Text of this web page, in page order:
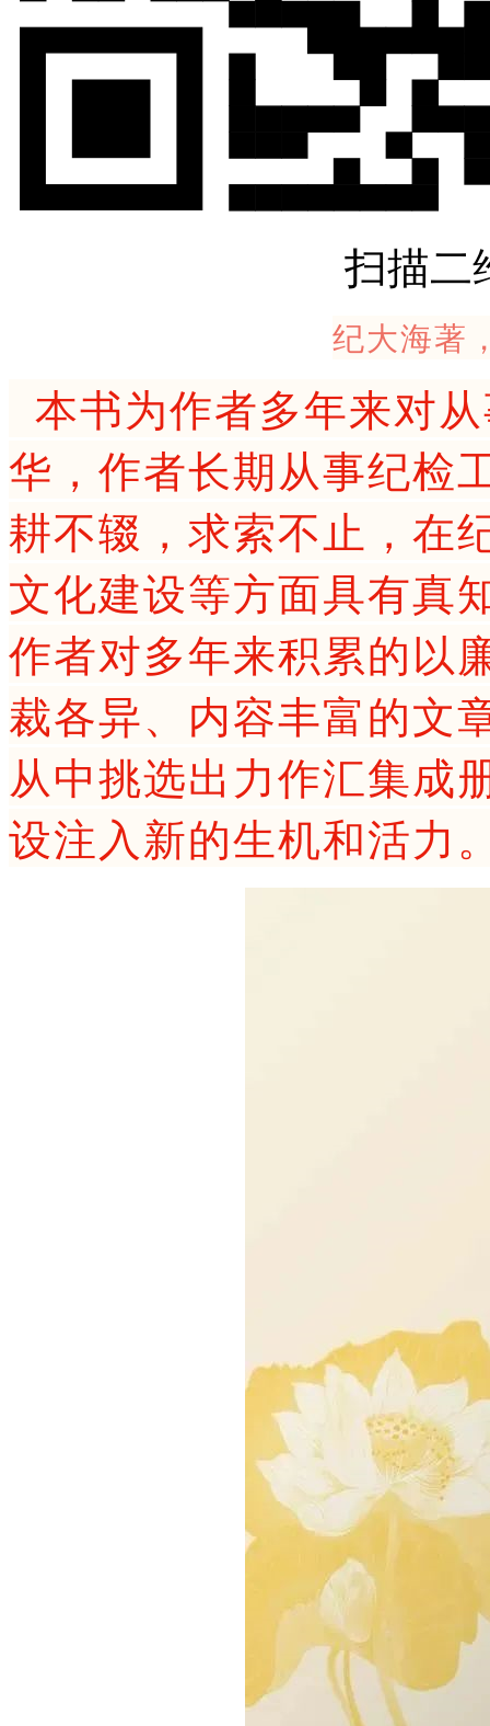
扫描二
纪大海著
本书为作者多年来对
华，作者长期从事纪检
耕不辍，求索不止，在
文化建设等方面具有真
作者对多年来积累的以
裁各异、内容丰富的文
从中挑选出力作汇集成
设注入新的生机和活力